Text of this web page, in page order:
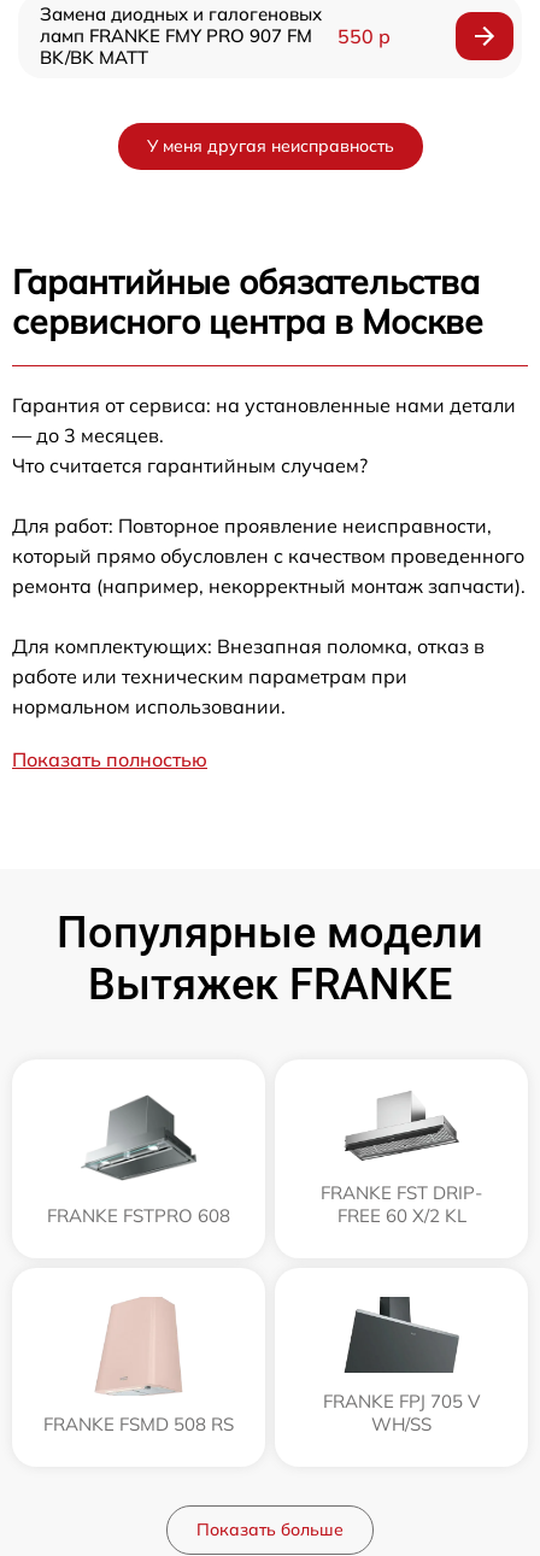
Замена диодных и галогеновых
ламп FRANKE FMY PRO 907 FM
BK/BK MATT
550 р
У меня другая неисправность
Гарантийные обязательства
сервисного центра в Москве
Гарантия от сервиса: на установленные нами детали
— до 3 месяцев.
Что считается гарантийным случаем?
Для работ: Повторное проявление неисправности,
который прямо обусловлен с качеством проведенного
ремонта (например, некорректный монтаж запчасти).
Для комплектующих: Внезапная поломка, отказ в
работе или техническим параметрам при
нормальном использовании.
Показать полностью
Популярные модели
Вытяжек FRANKE
FRANKE FSTPRO 608
FRANKE FST DRIP-
FREE 60 X/2 KL
FRANKE FSMD 508 RS
FRANKE FPJ 705 V
WH/SS
Показать больше